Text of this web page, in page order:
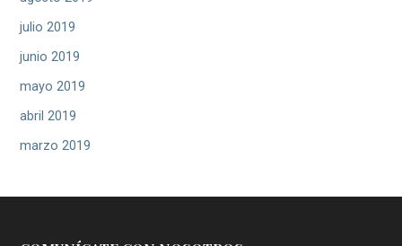
julio 2019
junio 2019
mayo 2019
abril 2019
marzo 2019